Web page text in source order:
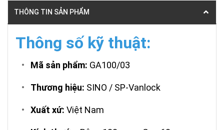
THÔNG TIN SẢN PHẨM
Thông số kỹ thuật:
• Mã sản phẩm: GA100/03
• Thương hiệu: SINO / SP-Vanlock
• Xuất xứ: Việt Nam